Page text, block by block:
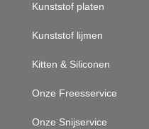
Kunststof platen
Kunststof lijmen
Kitten & Siliconen
Onze Freesservice
Onze Snijservice